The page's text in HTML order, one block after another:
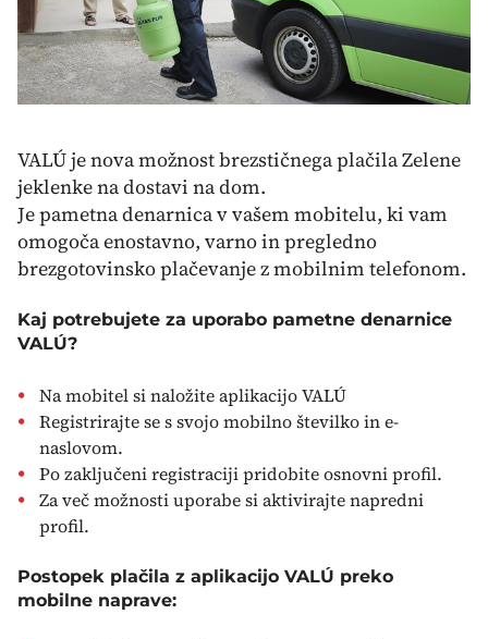
VALÚ je nova možnost brezstičnega plačila Zelene
jeklenke na dostavi na dom.
Je pametna denarnica v vašem mobitelu, ki vam
omogoča enostavno, varno in pregledno
brezgotovinsko plačevanje z mobilnim telefonom.
Kaj potrebujete za uporabo pametne denarnice
VALÚ?
Na mobitel si naložite aplikacijo VALÚ
Registrirajte se s svojo mobilno številko in e-
naslovom.
Po zaključeni registraciji pridobite osnovni profil.
Za več možnosti uporabe si aktivirajte napredni
profil.
Postopek plačila z aplikacijo VALÚ preko
mobilne naprave: